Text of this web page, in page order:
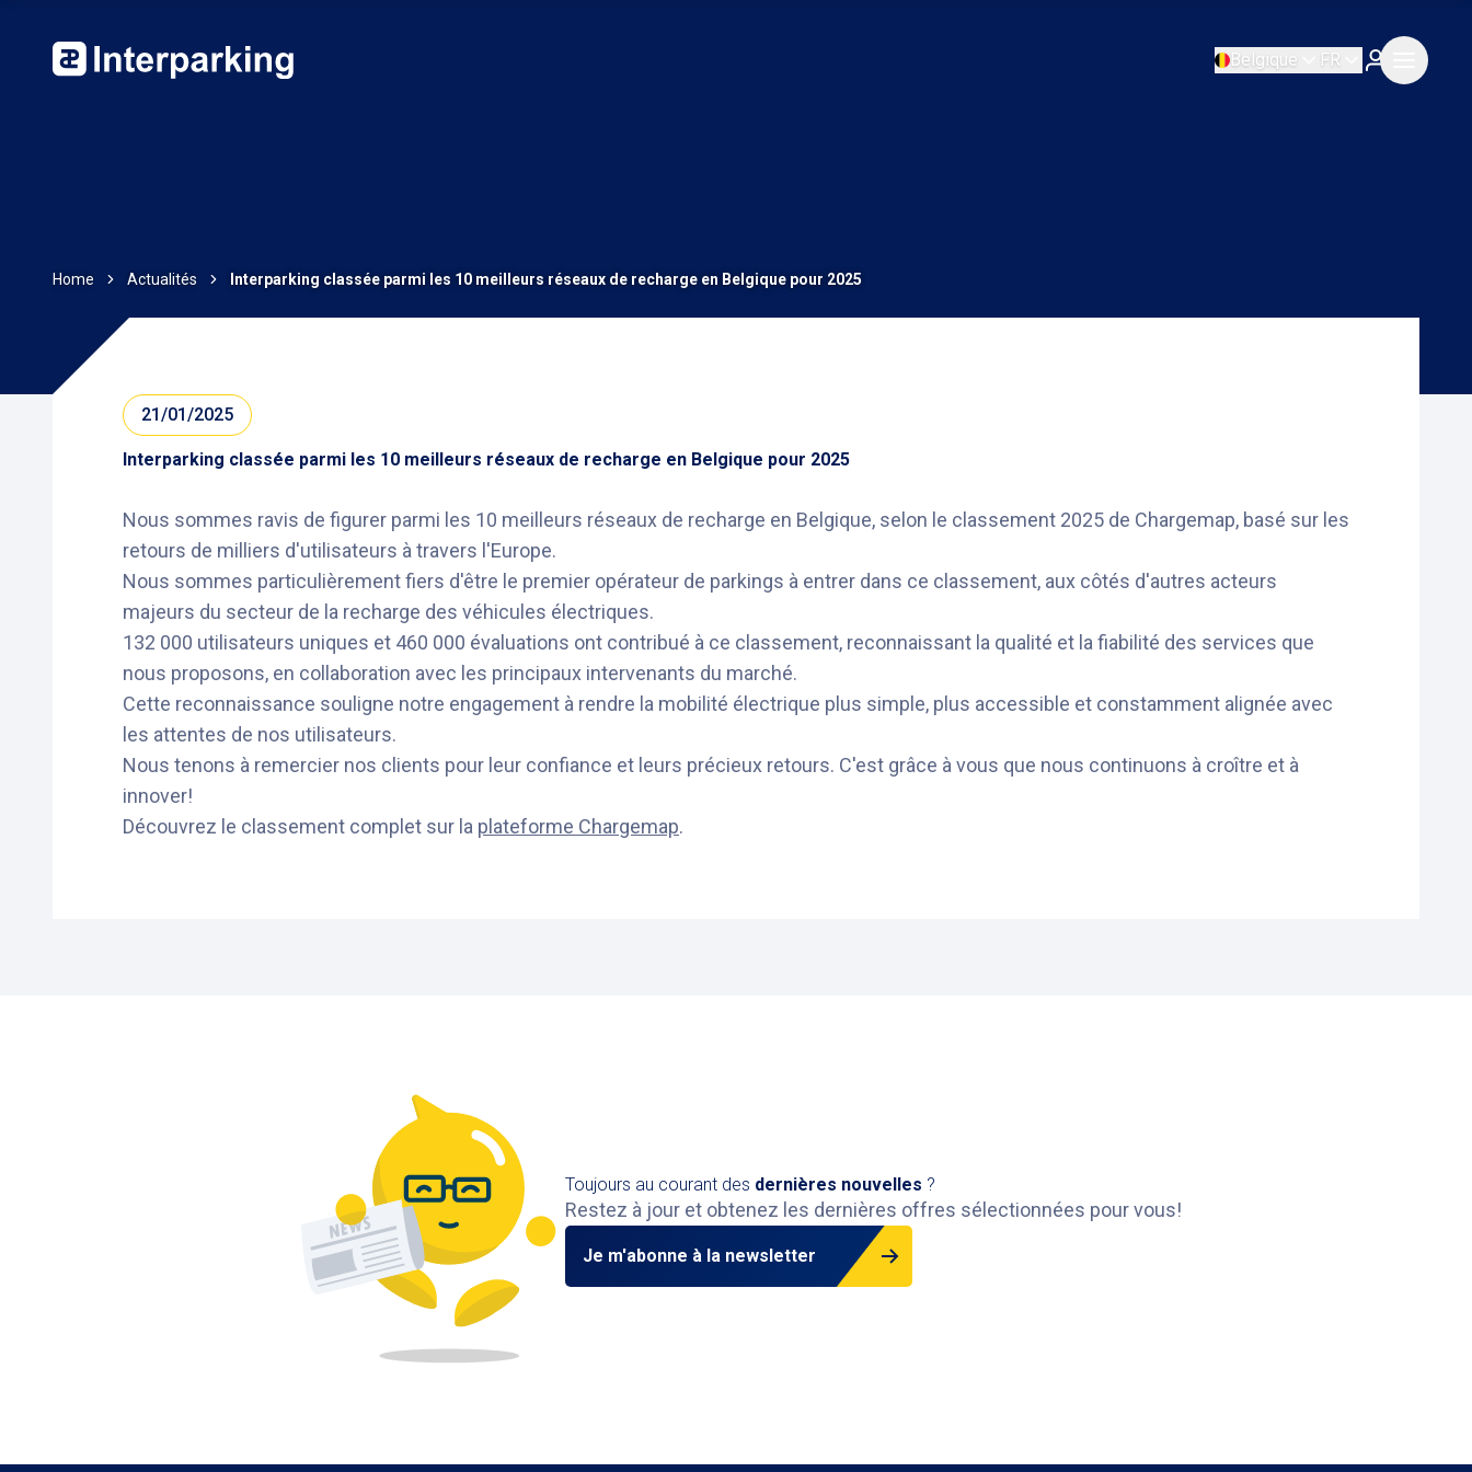
Belgique FR
Home Actualités Interparking classée parmi les 10 meilleurs réseaux de recharge en Belgique pour 2025
21/01/2025
Interparking classée parmi les 10 meilleurs réseaux de recharge en Belgique pour 2025
Nous sommes ravis de figurer parmi les 10 meilleurs réseaux de recharge en Belgique, selon le classement 2025 de Chargemap, basé sur les
retours de milliers d'utilisateurs à travers l'Europe.
Nous sommes particulièrement fiers d'être le premier opérateur de parkings à entrer dans ce classement, aux côtés d'autres acteurs
majeurs du secteur de la recharge des véhicules électriques.
132 000 utilisateurs uniques et 460 000 évaluations ont contribué à ce classement, reconnaissant la qualité et la fiabilité des services que
nous proposons, en collaboration avec les principaux intervenants du marché.
Cette reconnaissance souligne notre engagement à rendre la mobilité électrique plus simple, plus accessible et constamment alignée avec
les attentes de nos utilisateurs.
Nous tenons à remercier nos clients pour leur confiance et leurs précieux retours. C'est grâce à vous que nous continuons à croître et à
innover!
Découvrez le classement complet sur la plateforme Chargemap.
Toujours au courant des dernières nouvelles ?
Restez à jour et obtenez les dernières offres sélectionnées pour vous!
Je m'abonne à la newsletter